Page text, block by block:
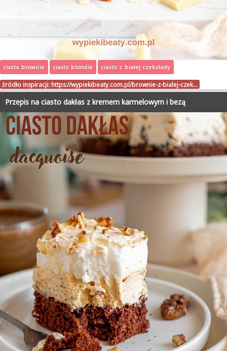
ciasto brownie ciasto blondie ciasto z białej czekolady
źródło inspiracji: https://wypiekibeaty.com.pl/brownie-z-bialej-czek…
Przepis na ciasto dakłas z kremem karmelowym i bezą